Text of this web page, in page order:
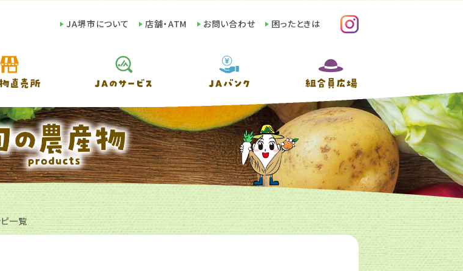
JA堺市について 店舗・ATM お問い合わせ 困ったときは
一覧